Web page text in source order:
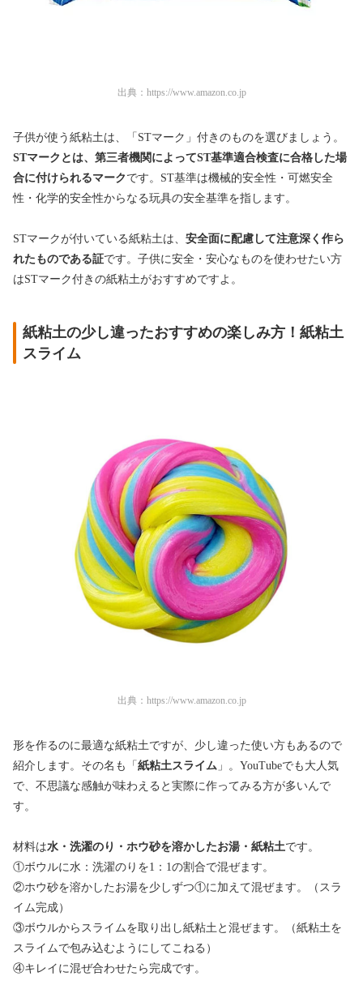
出典： https://www.amazon.co.jp
子供が使う紙粘土は、「STマーク」付きのものを選びましょう。
STマークとは、第三者機関によってST基準適合検査に合格した場
合に付けられるマーク です。ST基準は機械的安全性・可燃安全
性・化学的安全性からなる玩具の安全基準を指します。
STマークが付いている紙粘土は、 安全面に配慮して注意深く作ら
れたものである証です。子供に安全・安心なものを使わせたい方
はSTマーク付きの紙粘土がおすすめですよ。
紙粘土の少し違ったおすすめの楽しみ方！紙粘土
スライム
出典： https://www.amazon.co.jp
形を作るのに最適な紙粘土ですが、少し違った使い方もあるので
紹介します。その名も「 紙粘土スライム 」。YouTubeでも大人気
で、不思議な感触が味わえると実際に作ってみる方が多いんで
す。
材料は水・洗濯のり・ホウ砂を溶かしたお湯・紙粘土です。
①ボウルに水：洗濯のりを1：1の割合で混ぜます。
②ホウ砂を溶かしたお湯を少しずつ①に加えて混ぜます。（スラ
イム完成）
③ボウルからスライムを取り出し紙粘土と混ぜます。（紙粘土を
スライムで包み込むようにしてこねる）
④キレイに混ぜ合わせたら完成です。